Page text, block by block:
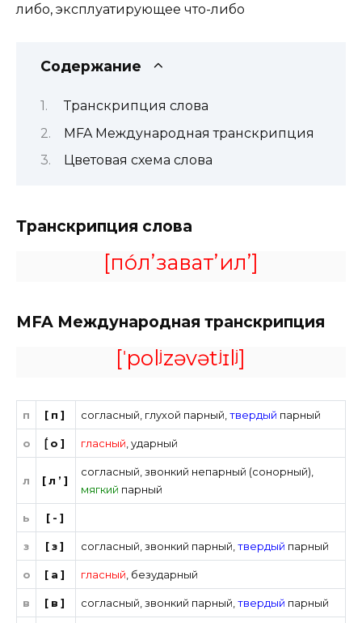
либо, эксплуатирующее что-либо
Содержание
Транскрипция слова
MFA Международная транскрипция
Цветовая схема слова
Транскрипция слова
[по́л’зават’ил’]
MFA Международная транскрипция
[ˈpolʲzəvətʲɪlʲ]
п [п] согласный глухой парный ,твердый парный
о [́о] гласный ,ударный
л [л’]
согласный ,звонкий непарный (сонорный)
мягкий парный
ь [-]
з [з] согласный ,звонкий парный ,твердый парный
о [а] гласный безударный
в [в] согласный ,звонкий парный ,твердый парный